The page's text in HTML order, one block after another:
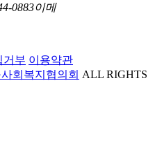
0883이메
거부 이용약관
회복지협의회 ALL RIGHTS